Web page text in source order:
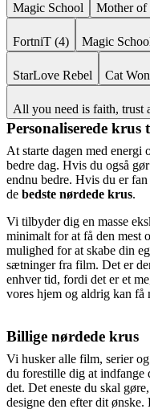
Magic School Mother of
FortniT (4) Magic
StarLove Rebel Cat
All you need is faith, trust
Personaliserede krus
At starte dagen med
bedre dag. Hvis du også
endnu bedre. Hvis du er
de bedste nørdede krus.
Vi tilbyder dig en masse
minimalt for at få den mest
mulighed for at skabe din
sætninger fra film. Det er
enhver tid, fordi det er et
vores hjem og aldrig kan få
Billige nørdede krus
Vi husker alle film, serier
du forestille dig at indfange
det. Det eneste du skal
designe den efter dit ønske.